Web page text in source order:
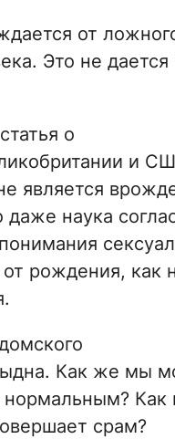
от
Это не дается
о
и
является
наука
от рождения, как
Как же мы
нормальным?
срам?